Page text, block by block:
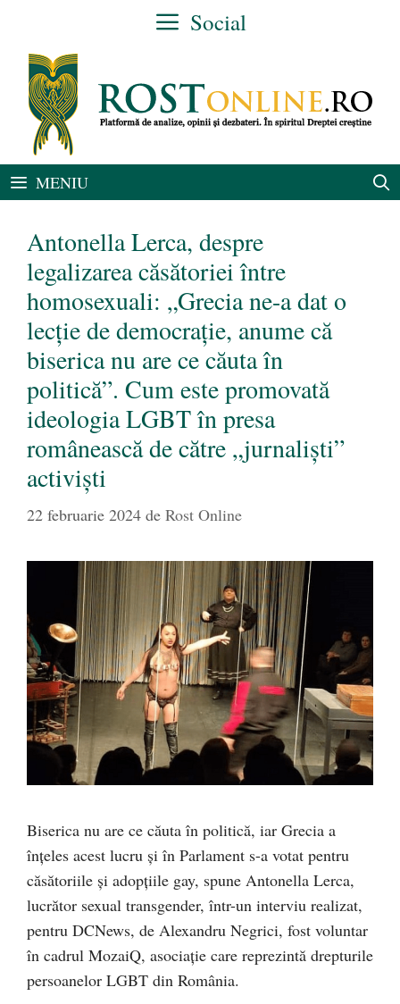
conținut
Social
MENIU
Antonella Lerca, despre
legalizarea căsătoriei între
homosexuali: „Grecia ne-a dat o
lecție de democrație, anume că
biserica nu are ce căuta în
politică”. Cum este promovată
ideologia LGBT în presa
românească de către „jurnaliști”
activiști
22 februarie 2024 de Rost Online
Biserica nu are ce căuta în politică, iar Grecia a
înțeles acest lucru și în Parlament s-a votat pentru
căsătoriile și adopțiile gay, spune Antonella Lerca,
lucrător sexual transgender, într-un interviu realizat,
pentru DCNews, de Alexandru Negrici, fost voluntar
în cadrul MozaiQ, asociație care reprezintă drepturile
persoanelor LGBT din România.